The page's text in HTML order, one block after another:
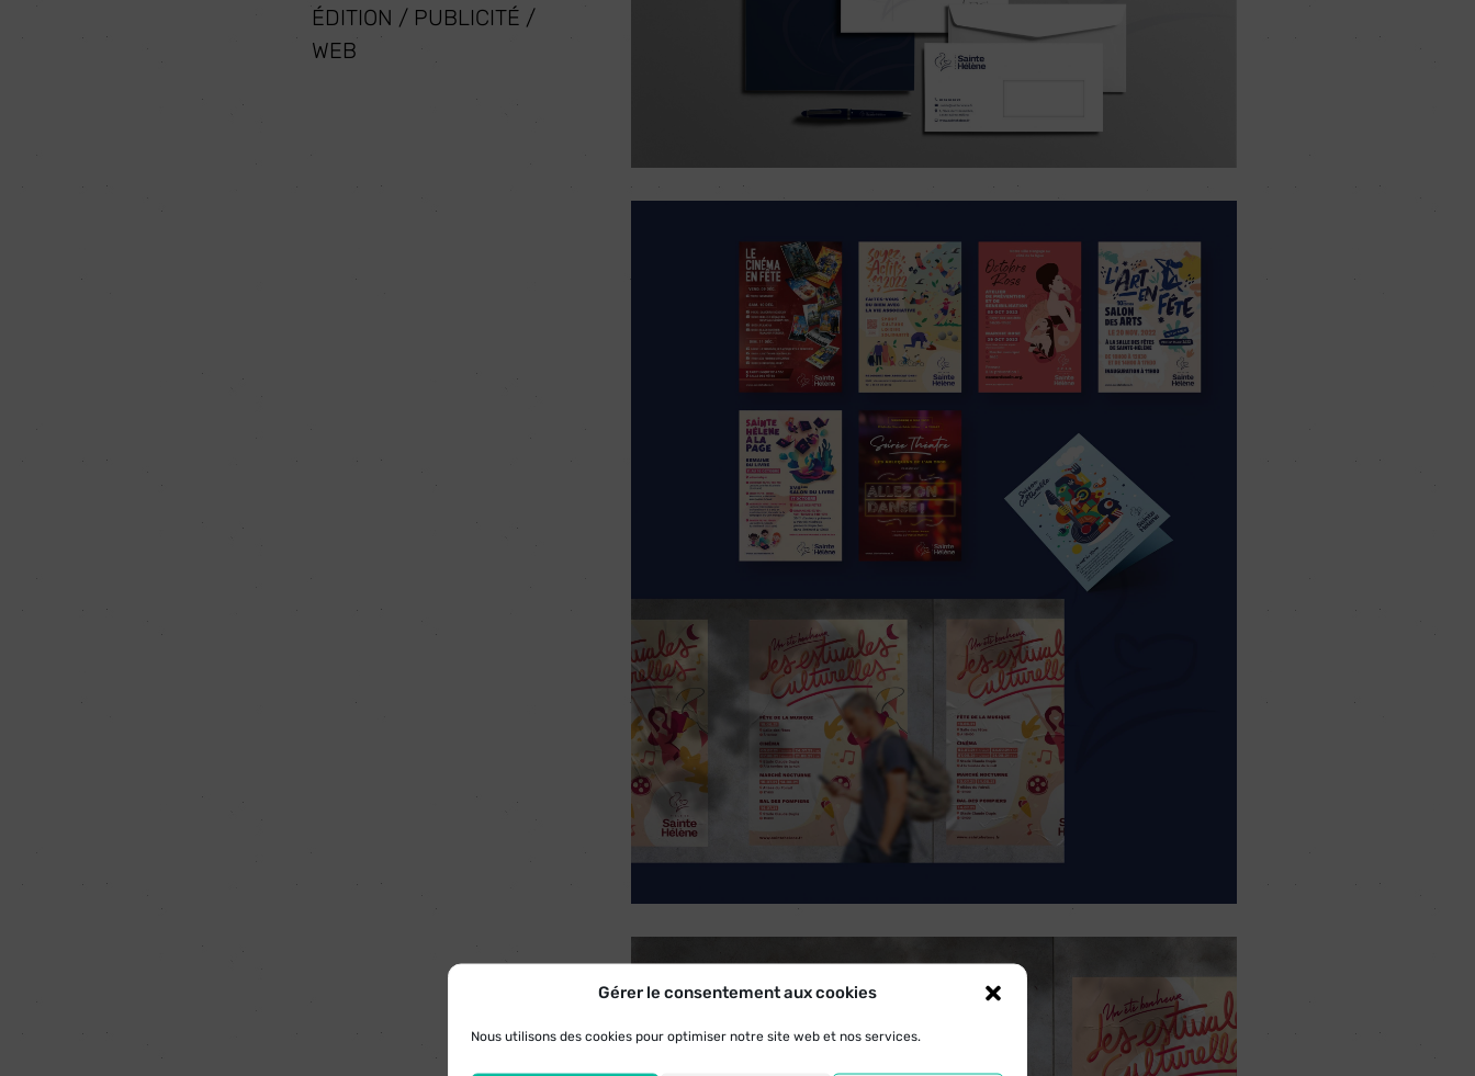
Gérer le consentement aux cookies
Nous utilisons des cookies pour optimiser notre site web et nos services.
ÉDITION / PUBLICITÉ /
WEB